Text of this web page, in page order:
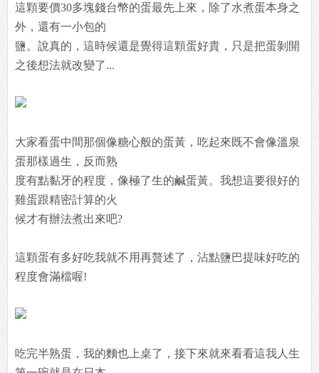
這顆要價30多塊錢台幣的蛋最先上來，除了水煮蛋本身之
外，還有一小包的
鹽。說真的，這時候還是覺得這顆蛋好貴，只是把蛋剝開
之後想法就改變了...
大家看蛋中間那個像糖心般的蛋黃，吃起來既不會像溫泉
蛋那樣過生，反而熟
度有點黏牙的程度，像極了生的鹹蛋黃。我想這要很好的
雞蛋跟精密計算的火
候才有辦法煮出來吧?
這顆蛋有多好吃我就不用再贅述了，沾點鹽巴提味好吃的
程度會滿檔喔!
吃完半熟蛋，我的麵也上桌了，接下來就來看看這我人生